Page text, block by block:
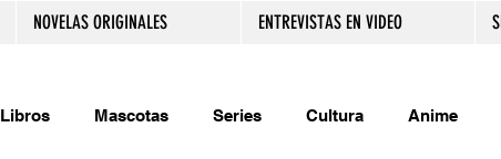
NOVELAS ORIGINALES ENTREVISTAS EN VIDEO
Libros Mascotas Series Cultura Anime